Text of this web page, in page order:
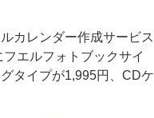
カレンダー作成サービス
エルフォトブックサイ
タイプが1,995円、CDケ